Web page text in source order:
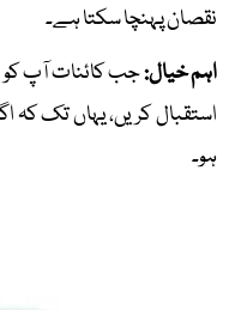
نقصان پہنچا سکتا ہے۔
اہم خیال:جب کائنات آپ کو
استقبال کریں، یہاں تک کہ
ہو۔